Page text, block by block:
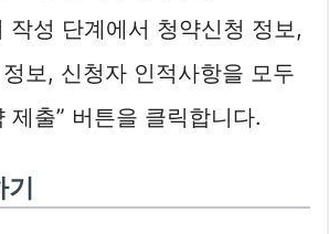
작성 단계에서 청약신청 정보,
보, 신청자 인적사항을 모두
제출” 버튼을 클릭합니다.
기